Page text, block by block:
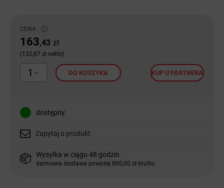
CENA
163,43 zł
(132,87 zł netto)
1 DO KOSZYKA KUP U PARTNERA
dostępny
Zapytaj o produkt
Wysyłka w ciągu 48 godzin.
darmowa dostawa powyżej 800,00 zł brutto